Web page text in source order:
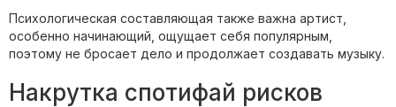
Психологическая составляющая также важна артист,
особенно начинающий, ощущает себя популярным,
поэтому не бросает дело и продолжает создавать музыку.
Накрутка спотифай рисков